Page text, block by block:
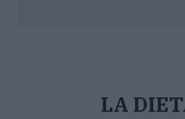
LA